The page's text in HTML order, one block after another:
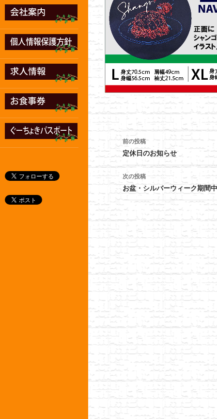
投
稿
ナ
ビ
ゲ
ー
シ
ョ
ン
前の投稿
定休日のお知らせ
次の投稿
お盆・シルバーウィーク期間